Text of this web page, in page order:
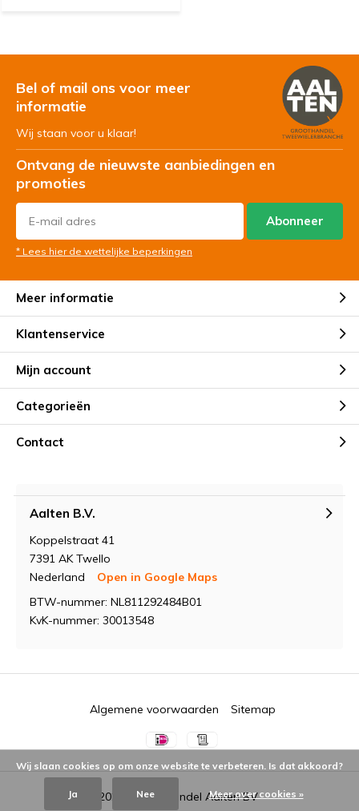
Bel of mail ons voor meer
informatie
Wij staan voor u klaar!
Ontvang de nieuwste aanbiedingen en
promoties
Abonneer
* Lees hier de wettelijke beperkingen
Meer informatie
Klantenservice
Mijn account
Categorieën
Contact
Aalten B.V.
Koppelstraat 41
7391 AK Twello
Nederland
Open in Google Maps
BTW-nummer: NL811292484B01
KvK-nummer: 30013548
© 2026 - Groothandel Aalten BV
Algemene voorwaarden Sitemap
Wij slaan cookies op om onze website te verbeteren. Is dat akkoord?
Ja Nee Meer over cookies »